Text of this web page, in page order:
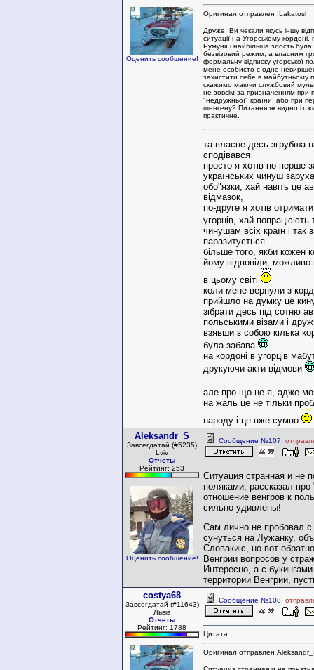
Оценить сообщение!
Оригинал отправлен ILakatosh:
Друже, Ви чекали якусь іншу
ситуації на Угорському кордоні,
Румунії і найбільша злость
безвізовий режим, а власним
формальну відписку угорської
мене особисто є одне
захистити себе в майбутньому
скажимо маючи службовий
не зовсім за призначенням при
"недружньої" країни, або при
шенгену? Питання як видно із
практичне.
та власне десь згрубша
сподівався
просто я хотів по-перше
українських чинуш
обо"язки, хай навіть це
відмазок,
по-друге я хотів
угорців, хай попрацюють
чинушам всіх країн і так
паразитується
більше того, якби кожен
йому відповіли,
в цьому світі
коли мене вернули з
прийшло на думку це
зібрати десь під сотню
польськими візами і
взявши з собою кілька
була забава
на кордоні в угорців
друкуючи акти відмови
але про що це я, адже
на жаль це не тільки
народу і це вже сумно
Aleksandr_S
Завсегдатай (#5235)
Lviv
Отчеты
Рейтинг: 253
Оценить сообщение!
Сообщение №107 ,
Ситуация странная и не
поляками, рассказал
отношение венгров к
сильно удивлены!
Сам лично не пробовал
сунуться на Лужанку,
Словакию, но вот
Венгрии вопросов у
Интересно, а с
территории Венгрии,
costya68
Завсегдатай (#11643)
Львів
Отчеты
Рейтинг: 1788
Сообщение №108 ,
Цитата:
Оригинал отправлен